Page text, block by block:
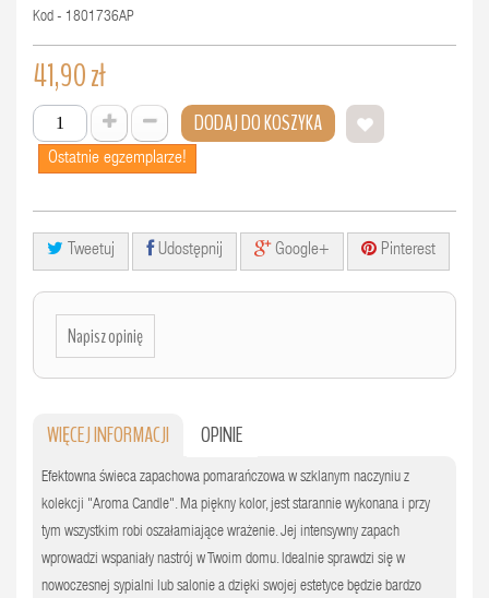
Kod - 1801736AP
41,90 zł
DODAJ DO KOSZYKA
Ostatnie egzemplarze!
Tweetuj Udostępnij Google+ Pinterest
Napisz opinię
WIĘCEJ INFORMACJI OPINIE
Efektowna świeca zapachowa pomarańczowa w szklanym naczyniu z
kolekcji "Aroma Candle". Ma piękny kolor, jest starannie wykonana i przy
tym wszystkim robi oszałamiające wrażenie. Jej intensywny zapach
wprowadzi wspaniały nastrój w Twoim domu. Idealnie sprawdzi się w
nowoczesnej sypialni lub salonie a dzięki swojej estetyce będzie bardzo